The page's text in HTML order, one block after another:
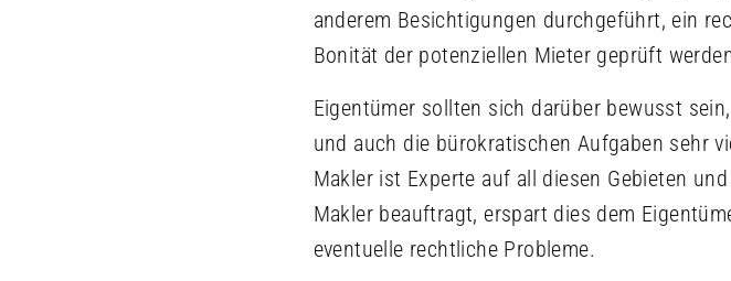
anderem Besichtigungen durchgeführt, ein
Bonität der potenziellen Mieter geprüft
Eigentümer sollten sich darüber bewusst
und auch die bürokratischen Aufgaben sehr
Makler ist Experte auf all diesen Gebieten
Makler beauftragt, erspart dies dem
eventuelle rechtliche Probleme.